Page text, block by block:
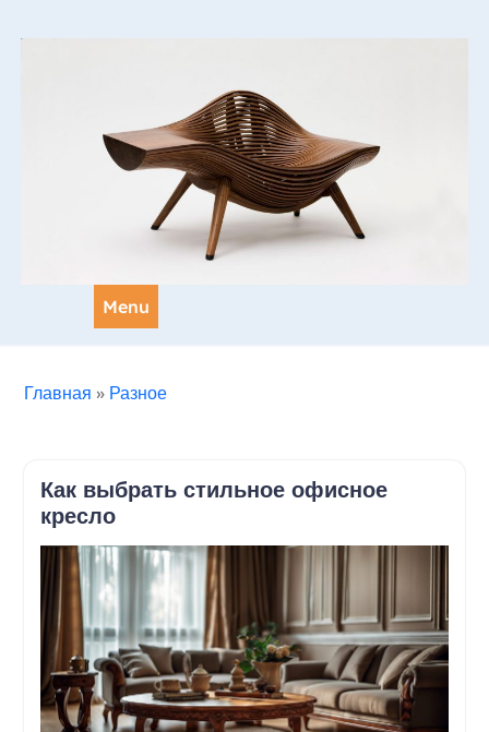
Menu
Главная » Разное
Как выбрать стильное офисное
кресло